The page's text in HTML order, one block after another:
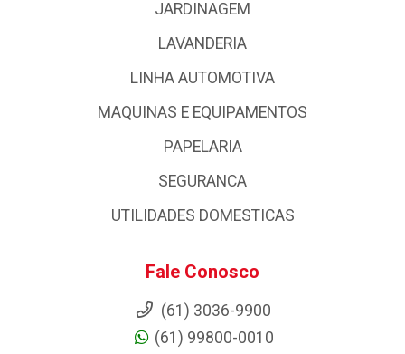
JARDINAGEM
LAVANDERIA
LINHA AUTOMOTIVA
MAQUINAS E EQUIPAMENTOS
PAPELARIA
SEGURANCA
UTILIDADES DOMESTICAS
Fale Conosco
(61) 3036-9900
(61) 99800-0010